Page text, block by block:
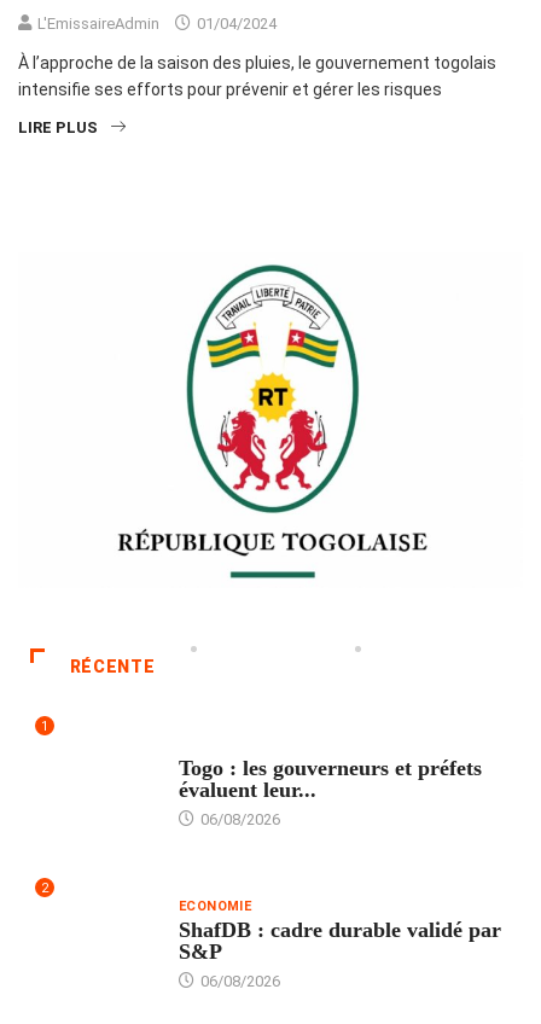
L'EmissaireAdmin 01/04/2024
À l’approche de la saison des pluies, le gouvernement togolais
intensifie ses efforts pour prévenir et gérer les risques
LIRE PLUS
RÉCENTE
1
Togo : les gouverneurs et préfets
évaluent leur...
06/08/2026
2
ECONOMIE
ShafDB : cadre durable validé par
S&P
06/08/2026